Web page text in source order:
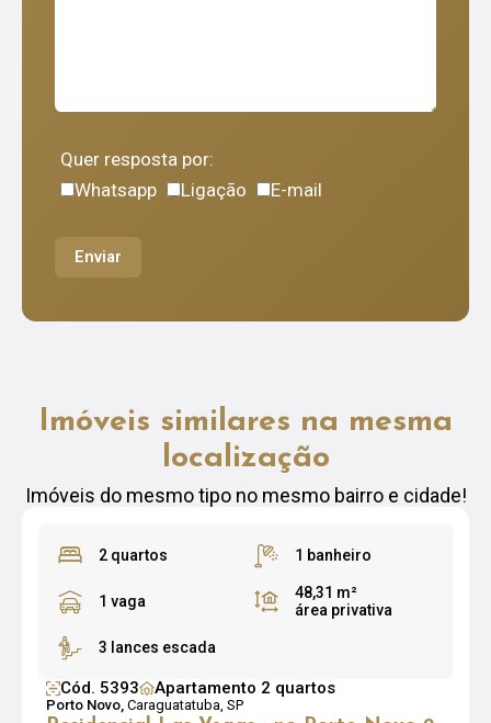
Quer resposta por:
Whatsapp
Ligação E-mail
Enviar
Imóveis similares na mesma
localização
Imóveis do mesmo tipo no mesmo bairro e cidade!
2 quartos 1 banheiro
1 vaga
48,31 m²
área privativa
3 lances escada
Cód. 5393 Apartamento 2 quartos
Porto Novo, Caraguatatuba, SP